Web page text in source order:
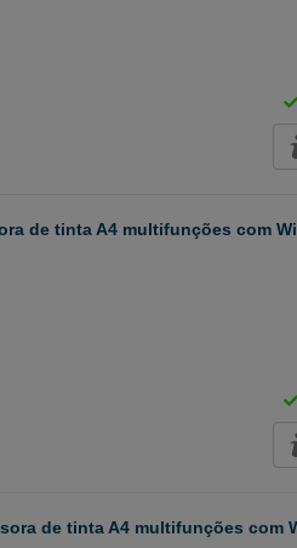
de tinta A4 multifunções com
de tinta A4 multifunções com